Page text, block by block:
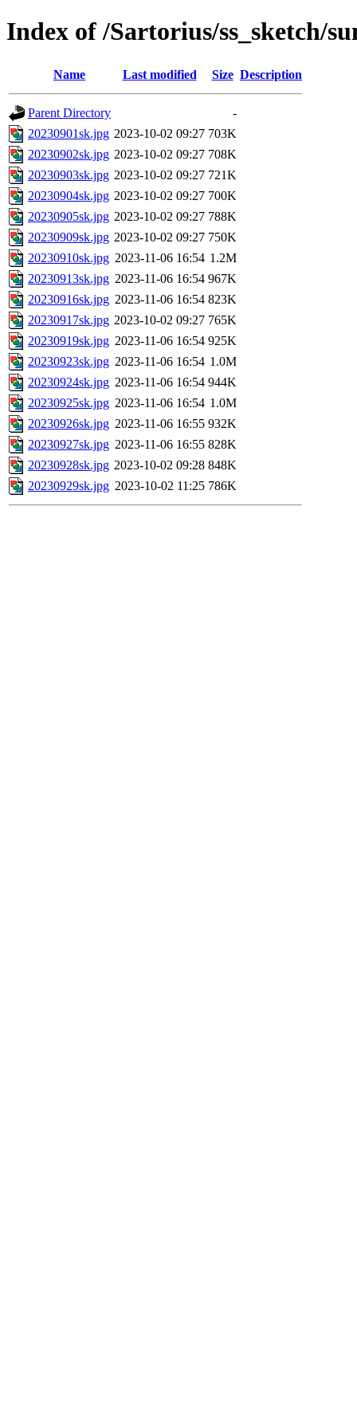
Index of /Sartorius/ss_sketch/
Name Last modified Size Description
Parent Directory
-
20230901sk.jpg 2023-10-02 09:27 703K
20230902sk.jpg 2023-10-02 09:27 708K
20230903sk.jpg 2023-10-02 09:27 721K
20230904sk.jpg 2023-10-02 09:27 700K
20230905sk.jpg 2023-10-02 09:27 788K
20230909sk.jpg 2023-10-02 09:27 750K
20230910sk.jpg 2023-11-06 16:54 1.2M
20230913sk.jpg 2023-11-06 16:54 967K
20230916sk.jpg 2023-11-06 16:54 823K
20230917sk.jpg 2023-10-02 09:27 765K
20230919sk.jpg 2023-11-06 16:54 925K
20230923sk.jpg 2023-11-06 16:54 1.0M
20230924sk.jpg 2023-11-06 16:54 944K
20230925sk.jpg 2023-11-06 16:54 1.0M
20230926sk.jpg 2023-11-06 16:55 932K
20230927sk.jpg 2023-11-06 16:55 828K
20230928sk.jpg 2023-10-02 09:28 848K
20230929sk.jpg 2023-10-02 11:25 786K